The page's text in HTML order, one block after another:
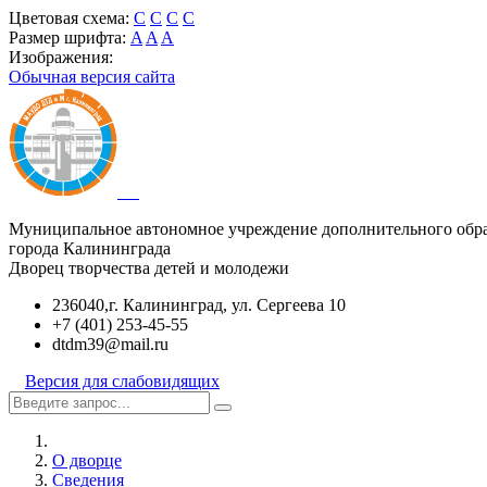
Цветовая схема: C C C C
Размер шрифта: A A A
Изображения:
Обычная версия сайта
Муниципальное автономное учреждение дополнительного
города Калининграда
Дворец творчества детей и молодежи
236040,г. Калининград, ул. Сергеева 10
+7 (401) 253-45-55
dtdm39@mail.ru
Версия для слабовидящих
О дворце
Сведения